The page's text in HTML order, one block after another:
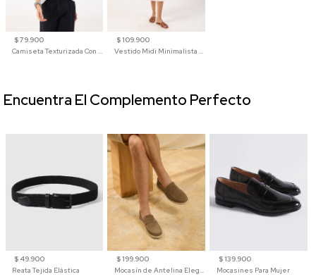
$ 79.900
$ 109.900
$ 49.900
Reata Tejida Elástica
$ 199.900
Mocasín de Antelina Elegante con Suela de Contraste Para Hombre
$ 139.900
Mocasines Para Mujer
Encuentra El Complemento Perfecto